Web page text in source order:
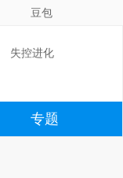
豆包
失控进化
专题